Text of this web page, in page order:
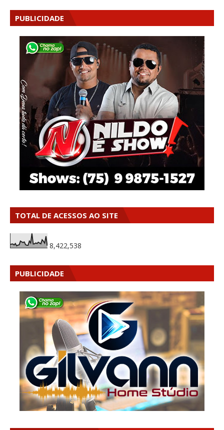
PUBLICIDADE
TOTAL DE ACESSOS AO SITE
8,422,538
PUBLICIDADE